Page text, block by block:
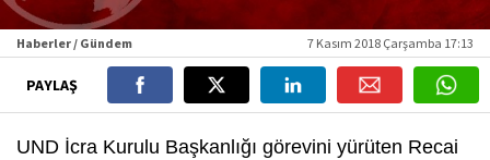
Haberler / Gündem 7 Kasım 2018 Çarşamba 17:13
PAYLAŞ
UND İcra Kurulu Başkanlığı görevini yürüten Recai